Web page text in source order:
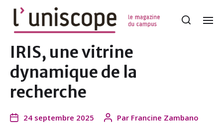
IRIS, une vitrine
dynamique de la
recherche
24 septembre 2025 Par Francine Zambano